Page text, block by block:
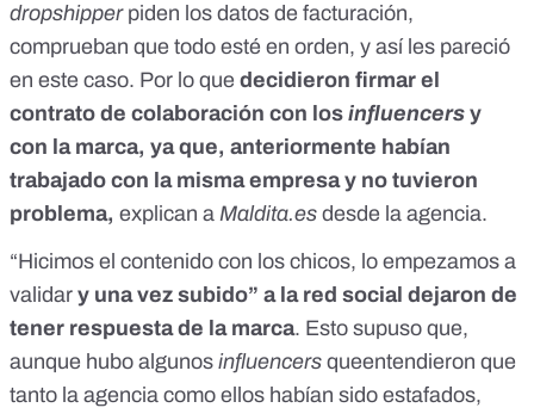
dropshipperpiden los datos de facturación,
comprueban que todo esté en orden, y así les pareció
en este caso. Por lo que decidieron firmar el
contrato de colaboración con los influencers y
con la marca, ya que, anteriormente habían
trabajado con la misma empresa y no tuvieron
problema, explican a Maldita.es desde la agencia.
“Hicimos el contenido con los chicos, lo empezamos a
validar y una vez subido” a la red social dejaron de
tener respuesta de la marca. Esto supuso que,
aunque hubo algunos influencers queentendieron que
tanto la agencia como ellos habían sido estafados,